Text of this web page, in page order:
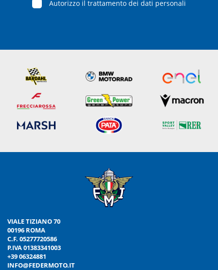
Autorizzo il trattamento dei dati personali
VIALE TIZIANO 70
00196 ROMA
C.F. 05277720586
P.IVA 01383341003
+39 06324881
INFO@FEDERMOTO.IT